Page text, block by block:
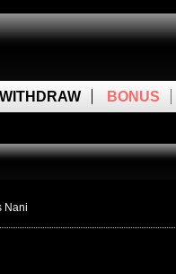
WITHDRAW BONUS
Nani